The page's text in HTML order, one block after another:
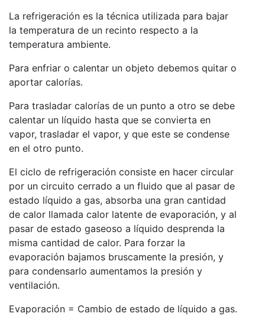
La refrigeración es la técnica utilizada para bajar
la temperatura de un recinto respecto a la
temperatura ambiente.
Para enfriar o calentar un objeto debemos quitar o
aportar calorías.
Para trasladar calorías de un punto a otro se debe
calentar un líquido hasta que se convierta en
vapor, trasladar el vapor, y que este se condense
en el otro punto.
El ciclo de refrigeración consiste en hacer circular
por un circuito cerrado a un fluido que al pasar de
estado líquido a gas, absorba una gran cantidad
de calor llamada calor latente de evaporación, y al
pasar de estado gaseoso a líquido desprenda la
misma cantidad de calor. Para forzar la
evaporación bajamos bruscamente la presión, y
para condensarlo aumentamos la presión y
ventilación.
Evaporación = Cambio de estado de líquido a gas.